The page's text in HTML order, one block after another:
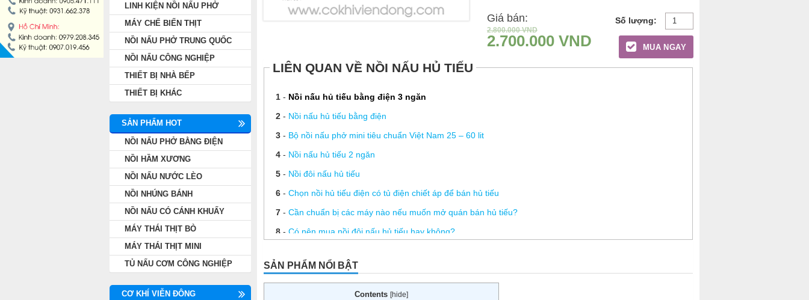
Giá bán:
2.800.000VND
2.700.000 VND MUA NGAY
LIÊN QUAN VỀ NỒI NẤU HỦ TIẾU
1- Nồi nấu hủ tiếu bằng điện 3 ngăn
2- Nồi nấu hủ tiếu bằng điện
3- Bộ nồi nấu phở mini tiêu chuẩn Việt Nam 25 – 60 lit
4- Nồi nấu hủ tiếu 2 ngăn
5- Nồi đôi nấu hủ tiếu
6- Chọn nồi hủ tiếu điện có tủ điện chiết áp để bán hủ tiếu
7- Cần chuẩn bị các máy nào nếu muốn mở quán bán hủ tiếu?
8- Có nên mua nồi đôi nấu hủ tiếu hay không?
10 - Những phụ kiện nồi hủ tiếu bạn cần biết
SẢN PHẨM NỔI BẬT
Contents [hide]
LINH KIỆN NỒI NẤU PHỞ
MÁY CHẾ BIẾN THỊT
NỒI NẤU PHỞ TRUNG QUỐC
NỒI NẤU CÔNG NGHIỆP
THIẾT BỊ NHÀ BẾP
THIẾT BỊ KHÁC
SẢN PHẨM HOT
NỒI NẤU PHỞ BẰNG ĐIỆN
NỒI HẦM XƯƠNG
NỒI NẤU NƯỚC LÈO
NỒI NHÚNG BÁNH
NỒI NẤU CÓ CÁNH KHUẤY
MÁY THÁI THỊT BÒ
MÁY THÁI THỊT MINI
TỦ NẤU CƠM CÔNG NGHIỆP
CƠ KHÍ VIỄN ĐÔNG
NỒI NẤU PHỞ TRUNG QUỐC
NỒI NẤU CÔNG NGHIỆP